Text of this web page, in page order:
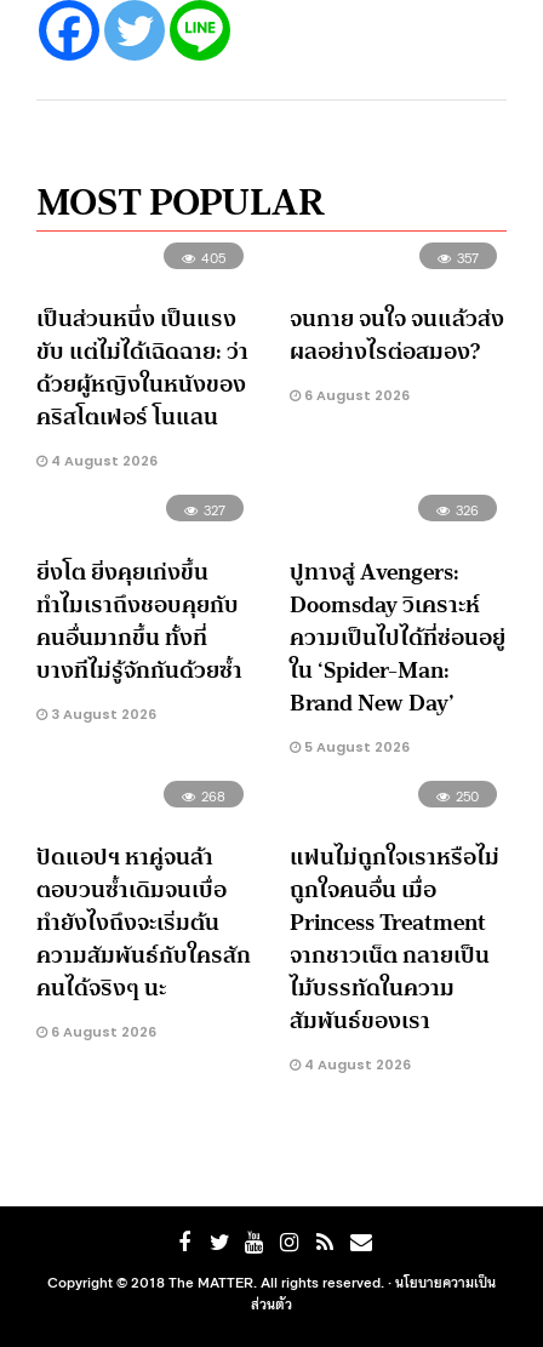
MOST POPULAR
405
เป็นส่วนหนึ่ง เป็นแรง
ขับ แต่ไม่ได้เฉิดฉาย: ว่า
ด้วยผู้หญิงในหนังของ
คริสโตเฟอร์ โนแลน
4 August 2026
357
จนกาย จนใจ จนแล้วส่ง
ผลอย่างไรต่อสมอง?
6 August 2026
327
ยิ่งโต ยิ่งคุยเก่งขึ้น
ทำไมเราถึงชอบคุยกับ
คนอื่นมากขึ้น ทั้งที่
บางทีไม่รู้จักกันด้วยซ้ำ
3 August 2026
326
ปูทางสู่ Avengers:
Doomsday วิเคราะห์
ความเป็นไปได้ที่ซ่อนอยู่
ใน ‘Spider-Man:
Brand New Day’
5 August 2026
268
ปัดแอปฯ หาคู่จนล้า
ตอบวนซ้ำเดิมจนเบื่อ
ทำยังไงถึงจะเริ่มต้น
ความสัมพันธ์กับใครสัก
คนได้จริงๆ นะ
6 August 2026
250
แฟนไม่ถูกใจเราหรือไม่
ถูกใจคนอื่น เมื่อ
Princess Treatment
จากชาวเน็ต กลายเป็น
ไม้บรรทัดในความ
สัมพันธ์ของเรา
4 August 2026
Copyright © 2018 The MATTER. All rights reserved. ·นโยบายความเป็น
ส่วนตัว